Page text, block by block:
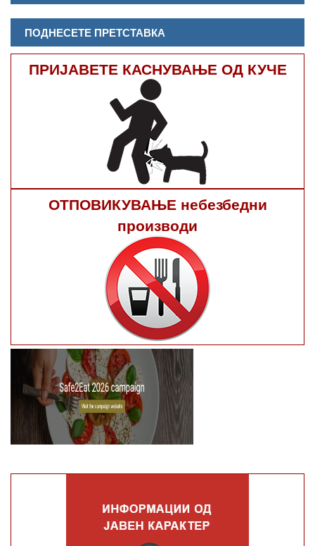
ПОДНЕСЕТЕ ПРЕТСТАВКА
ПРИЈАВЕТЕ КАСНУВАЊЕ ОД КУЧЕ
ОТПОВИКУВАЊЕ небезбедни
производи